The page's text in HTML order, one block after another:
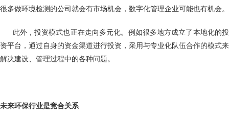
很多做环境检测的公司就会有市场机会，数字化管理企业可能也有机会。
此外，投资模式也正在走向多元化。例如很多地方成立了本地化的投
资平台，通过自身的资金渠道进行投资，采用与专业化队伍合作的模式来
解决建设、管理过程中的各种问题。
未来环保行业是竞合关系